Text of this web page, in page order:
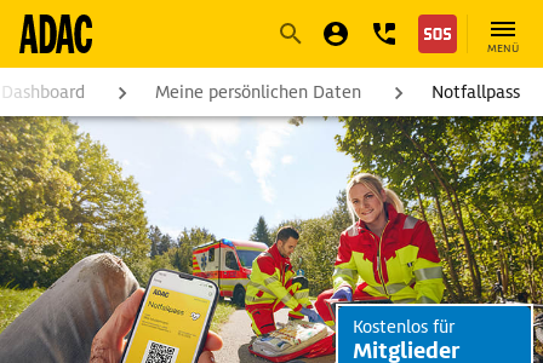
NavigationSuche
MENÜ
Meine persönlichen Daten Notfallpass
Kostenlos für
Mitglieder